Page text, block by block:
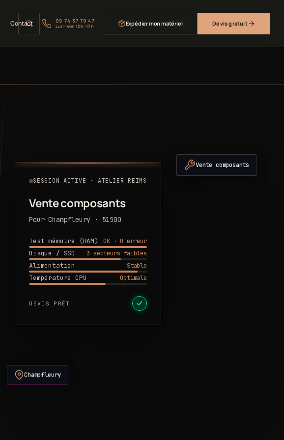
Contact 09 74 37 79 47
Lun–Ven 10h–17h Expédier mon matériel Devis gratuit
SESSION ACTIVE · ATELIER REIMS
Vente composants
Pour Champfleury · 51500
Test mémoire (RAM)
OK · 0 erreur
Disque / SSD
3 secteurs faibles
Alimentation
Stable
Température CPU
Optimale
DEVIS PRÊT
Vente composants
Champfleury